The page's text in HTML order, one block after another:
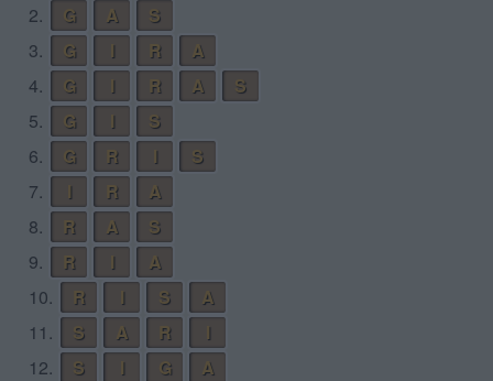
2.
G A
S
3.
G R
A
4.
G R A
S
5.
G
S
6.
G R
S
7.
R
A
8.
R A
S
9.
R
A
10.
R S
A
11.
S A R
12.
S G A